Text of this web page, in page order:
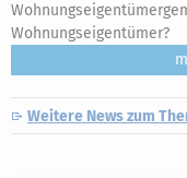
Wohnungseigentümer?
Weitere News zum